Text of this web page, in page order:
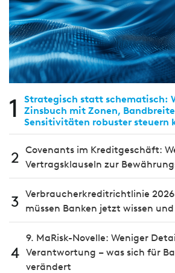
1
Strategisch statt schematisch:
Zinsbuch mit Zonen,
Sensitivitäten robuster steuern
2 Covenants im Kreditgeschäft:
Vertragsklauseln zur
3 Verbraucherkreditrichtlinie
müssen Banken jetzt wissen
4
9. MaRisk-Novelle: Weniger
Verantwortung – was sich für
verändert